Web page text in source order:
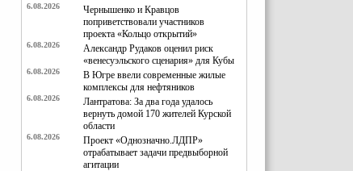
6.08.2026
Чернышенко и Кравцов
поприветствовали участников
проекта «Кольцо открытий»
6.08.2026
Александр Рудаков оценил риск
«венесуэльского сценария» для Кубы
6.08.2026
В Югре ввели современные жилые
комплексы для нефтяников
6.08.2026
Лантратова: За два года удалось
вернуть домой 170 жителей Курской
области
6.08.2026
Проект «Однозначно.ЛДПР»
отрабатывает задачи предвыборной
агитации